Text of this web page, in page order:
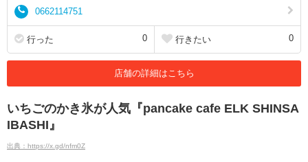
0662114751
行った 0 行きたい 0
店舗の詳細はこちら
いちごのかき氷が人気『pancake cafe ELK SHINSA
IBASHI』
出典：https://x.gd/nfm0Z